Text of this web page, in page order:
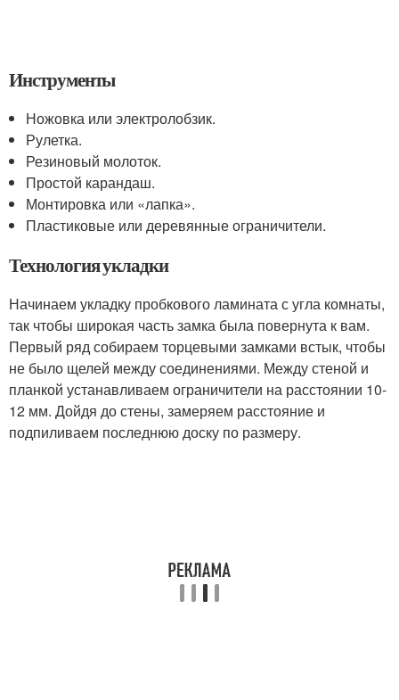
Инструменты
Ножовка или электролобзик.
Рулетка.
Резиновый молоток.
Простой карандаш.
Монтировка или «лапка».
Пластиковые или деревянные ограничители.
Технология укладки
Начинаем укладку пробкового ламината с угла комнаты,
так чтобы широкая часть замка была повернута к вам.
Первый ряд собираем торцевыми замками встык, чтобы
не было щелей между соединениями. Между стеной и
планкой устанавливаем ограничители на расстоянии 10-
12 мм. Дойдя до стены, замеряем расстояние и
подпиливаем последнюю доску по размеру.